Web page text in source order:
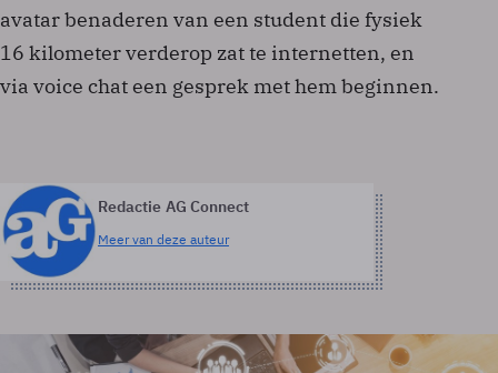
avatar benaderen van een student die fysiek
16 kilometer verderop zat te internetten, en
via voice chat een gesprek met hem beginnen.
Redactie AG Connect
Meer van deze auteur